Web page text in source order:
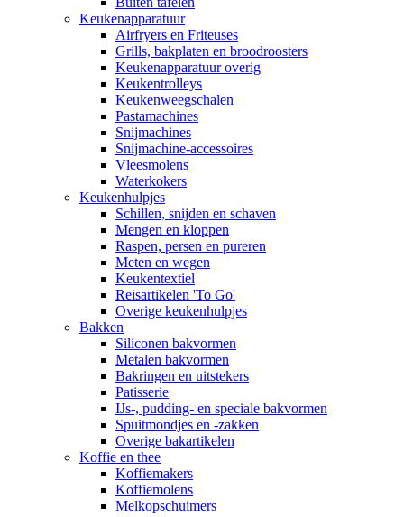
Keukenapparatuur
Airfryers en Friteuses
Grills, bakplaten en broodroosters
Keukenapparatuur overig
Keukentrolleys
Keukenweegschalen
Pastamachines
Snijmachines
Snijmachine-accessoires
Vleesmolens
Waterkokers
Keukenhulpjes
Schillen, snijden en schaven
Mengen en kloppen
Raspen, persen en pureren
Meten en wegen
Keukentextiel
Reisartikelen 'To Go'
Overige keukenhulpjes
Bakken
Siliconen bakvormen
Metalen bakvormen
Bakringen en uitstekers
Patisserie
IJs-, pudding- en speciale bakvormen
Spuitmondjes en -zakken
Overige bakartikelen
Koffie en thee
Koffiemakers
Koffiemolens
Melkopschuimers